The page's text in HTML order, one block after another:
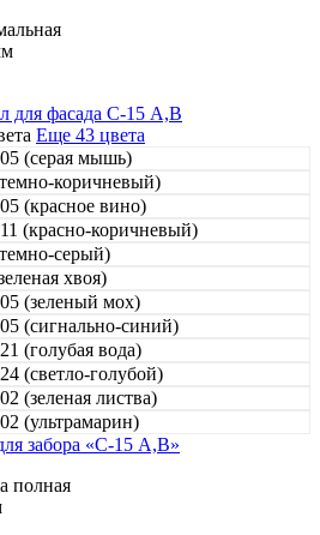
Еще 43 цвета
(серая мышь)
коричневый)
(красное вино)
(красно-коричневый)
серый)
хвоя)
(зеленый мох)
(сигнально-синий)
(голубая вода)
(светло-голубой)
(зеленая листва)
(ультрамарин)
забора «С-15 A,B»
полная